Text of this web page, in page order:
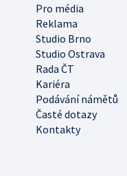
Pro média
Reklama
Studio Brno
Studio Ostrava
Rada ČT
Kariéra
Podávání námětů
Časté dotazy
Kontakty